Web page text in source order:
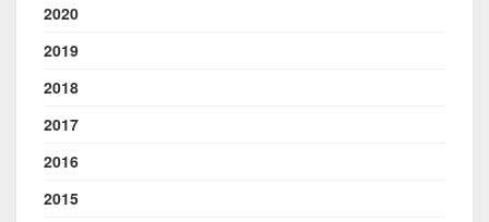
2020
2019
2018
2017
2016
2015